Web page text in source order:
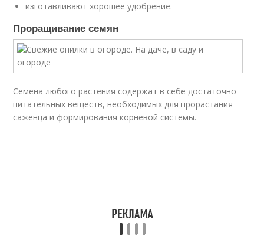
изготавливают хорошее удобрение.
Проращивание семян
Семена любого растения содержат в себе достаточно
питательных веществ, необходимых для прорастания
саженца и формирования корневой системы.